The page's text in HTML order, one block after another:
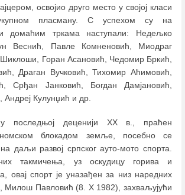
освојио друго место у својој класи
пласману. С успехом су на
домаћим тркама наступали: Недељко
Веснић, Павле Комненовић, Миодраг
Горан Асановић, Чедомир Бркић,
Драган Вучковић, Тихомир Аћимовић,
Срђан Јанковић, Богдан Дамјановић,
Андреј Кулунџић и др.
последњој деценији XX в., праћен
блокадом земље, посебно се
даљи развој српског ауто-мото спорта.
такмичења, уз оскудицу горива и
овај спорт је уназађен за низ наредних
Милош Павловић (8. X 1982), захваљујући